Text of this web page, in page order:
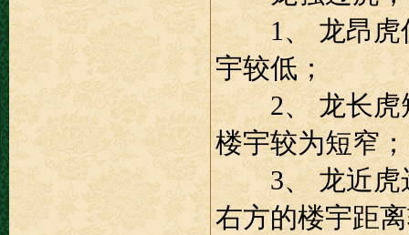
1、 龙昂虎伏
宇较低；
2、 龙长虎短
楼宇较为短窄；
3、 龙近虎远
右方的楼宇距